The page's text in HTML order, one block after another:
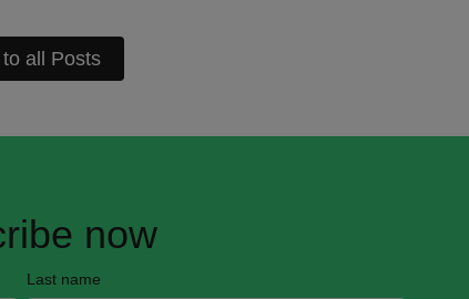
all Posts
now
Last name